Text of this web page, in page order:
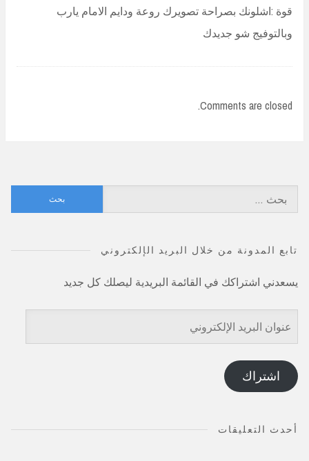
قوة :اشلونك بصراحة تصويرك روعة ودايم الامام يارب
وبالتوفيج شو جديدك
Comments are closed.
عن:
تابع المدونة من خلال البريد الإلكتروني
يسعدني اشتراكك في القائمة البريدية ليصلك كل جديد
عنوان
البريد
الإلكتروني
اشتراك
أحدث التعليقات